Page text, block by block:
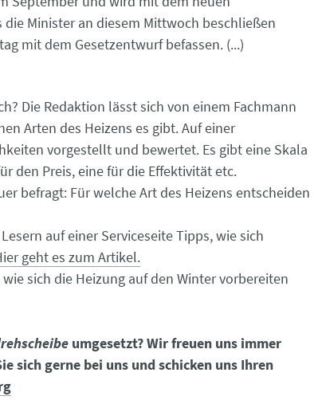
die Minister an diesem Mittwoch beschließen
mit dem Gesetzentwurf befassen. (...)
Die Redaktion lässt sich von einem Fachmann
Arten des Heizens es gibt. Auf einer
vorgestellt und bewertet. Es gibt eine Skala
den Preis, eine für die Effektivität etc.
befragt: Für welche Art des Heizens entscheiden
auf einer Serviceseite Tipps, wie sich
geht es zum Artikel.
sich die Heizung auf den Winter vorbereiten
umgesetzt? Wir freuen uns immer
sich gerne bei uns und schicken uns Ihren